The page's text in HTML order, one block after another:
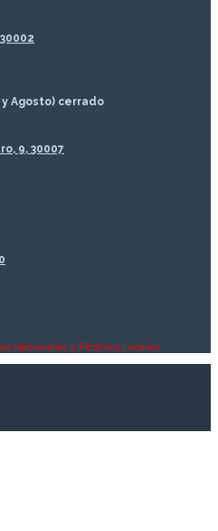
y Agosto) cerrado
9, 30007
Nacionales y Festivos Locales